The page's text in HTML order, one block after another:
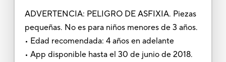
ADVERTENCIA: PELIGRO DE ASFIXIA. Piezas
pequeñas. No es para niños menores de 3 años.
• Edad recomendada: 4 años en adelante
• App disponible hasta el 30 de junio de 2018.